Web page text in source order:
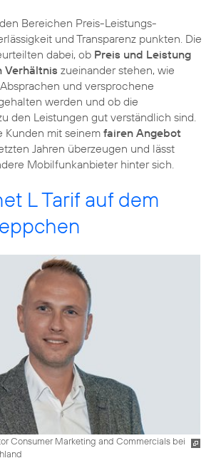
Bereichen Preis-Leistungs-
und Transparenz punkten. Die
dabei, ob Preis und Leistung
Verhältnis zueinander stehen, wie
und versprochene
werden und ob die
den Leistungen gut verständlich sind.
Kunden mit seinem fairen Angebot
Jahren überzeugen und lässt
Mobilfunkanbieter hinter sich.
L Tarif auf dem
Consumer Marketing and Commercials bei